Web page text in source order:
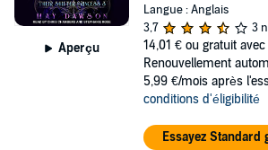
Aperçu
Langue : Anglais
3,7
3
14,01 € ou gratuit avec
Renouvellement
5,99 €/mois après
conditions d'éligibilité
Essayez Standard